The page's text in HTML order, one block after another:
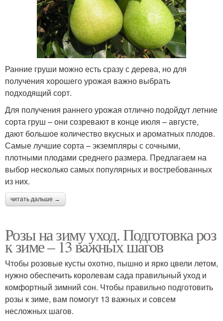
Ранние груши можно есть сразу с дерева, но для
получения хорошего урожая важно выбрать
подходящий сорт.
Для получения раннего урожая отлично подойдут летние
сорта груш – они созревают в конце июля – августе,
дают большое количество вкусных и ароматных плодов.
Самые лучшие сорта – экземпляры с сочными,
плотными плодами среднего размера. Предлагаем на
выбор несколько самых популярных и востребованных
из них.
читать дальше →
Розы на зиму уход. Подготовка роз
к зиме – 13 важных шагов
Чтобы розовые кусты охотно, пышно и ярко цвели летом,
нужно обеспечить королевам сада правильный уход и
комфортный зимний сон. Чтобы правильно подготовить
розы к зиме, вам помогут 13 важных и совсем
несложных шагов.